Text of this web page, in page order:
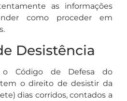
as informações
como proceder em
Desistência
Código de Defesa do
o direito de desistir da
dias corridos, contados a